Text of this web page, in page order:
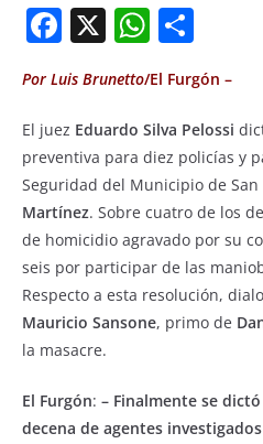
F
a
c
e
b
o
o
k
X W
h
at
s
A
p
p
h
ar
e
Por Luis Brunetto/El Furgón –
El juez Eduardo Silva Pelossi
preventiva para diez policías y
Seguridad del Municipio de
Martínez. Sobre cuatro de los
de homicidio agravado por su
seis por participar de las
Respecto a esta resolución,
Mauricio Sansone, primo de
la masacre.
El Furgón: – Finalmente se
decena de agentes